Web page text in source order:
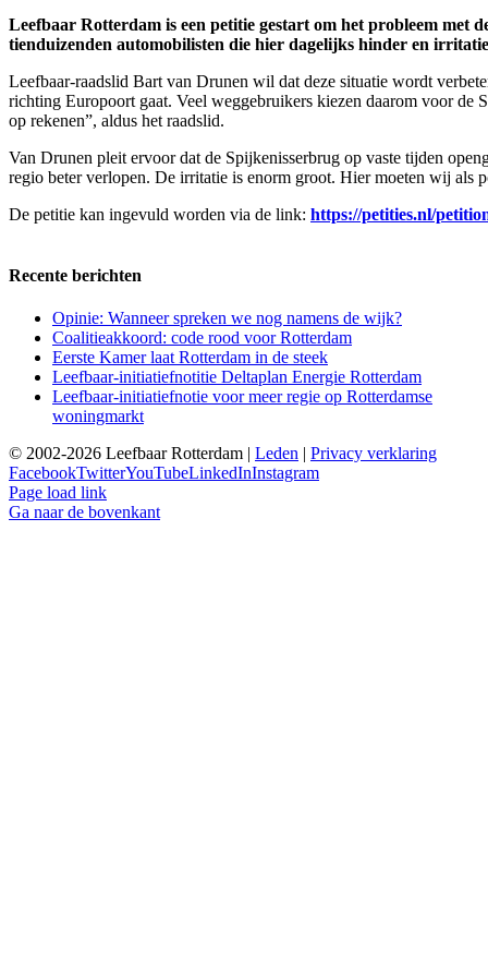
Leefbaar Rotterdam is een petitie gestart om het probleem met
tienduizenden automobilisten die hier dagelijks hinder en
Leefbaar-raadslid Bart van Drunen wil dat deze situatie wordt
richting Europoort gaat. Veel weggebruikers kiezen daarom voor de
op rekenen”, aldus het raadslid.
Van Drunen pleit ervoor dat de Spijkenisserbrug op vaste tijden
regio beter verlopen. De irritatie is enorm groot. Hier moeten wij als
De petitie kan ingevuld worden via de link: https://petities.nl/
Recente berichten
Opinie: Wanneer spreken we nog namens de wijk?
Coalitieakkoord: code rood voor Rotterdam
Eerste Kamer laat Rotterdam in de steek
Leefbaar-initiatiefnotitie Deltaplan Energie Rotterdam
Leefbaar-initiatiefnotie voor meer regie op Rotterdamse
woningmarkt
© 2002-2026 Leefbaar Rotterdam | Leden | Privacy verklaring
FacebookTwitterYouTubeLinkedInInstagram
Page load link
Ga naar de bovenkant